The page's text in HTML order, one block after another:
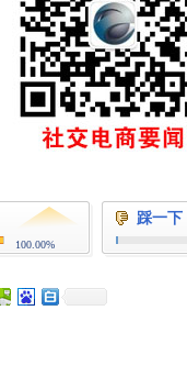
100.00%
踩一下